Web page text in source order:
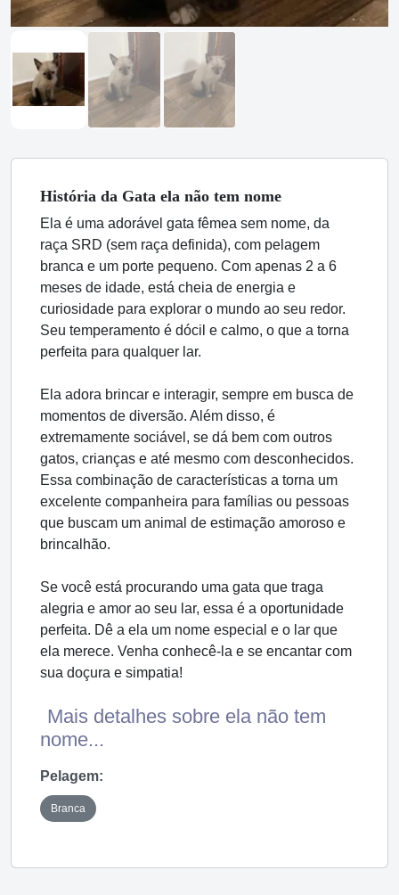
História da Gata ela não tem nome
Ela é uma adorável gata fêmea sem nome, da
raça SRD (sem raça definida), com pelagem
branca e um porte pequeno. Com apenas 2 a 6
meses de idade, está cheia de energia e
curiosidade para explorar o mundo ao seu redor.
Seu temperamento é dócil e calmo, o que a torna
perfeita para qualquer lar.
Ela adora brincar e interagir, sempre em busca de
momentos de diversão. Além disso, é
extremamente sociável, se dá bem com outros
gatos, crianças e até mesmo com desconhecidos.
Essa combinação de características a torna um
excelente companheira para famílias ou pessoas
que buscam um animal de estimação amoroso e
brincalhão.
Se você está procurando uma gata que traga
alegria e amor ao seu lar, essa é a oportunidade
perfeita. Dê a ela um nome especial e o lar que
ela merece. Venha conhecê-la e se encantar com
sua doçura e simpatia!
Mais detalhes sobre ela não tem
nome...
Pelagem:
Branca